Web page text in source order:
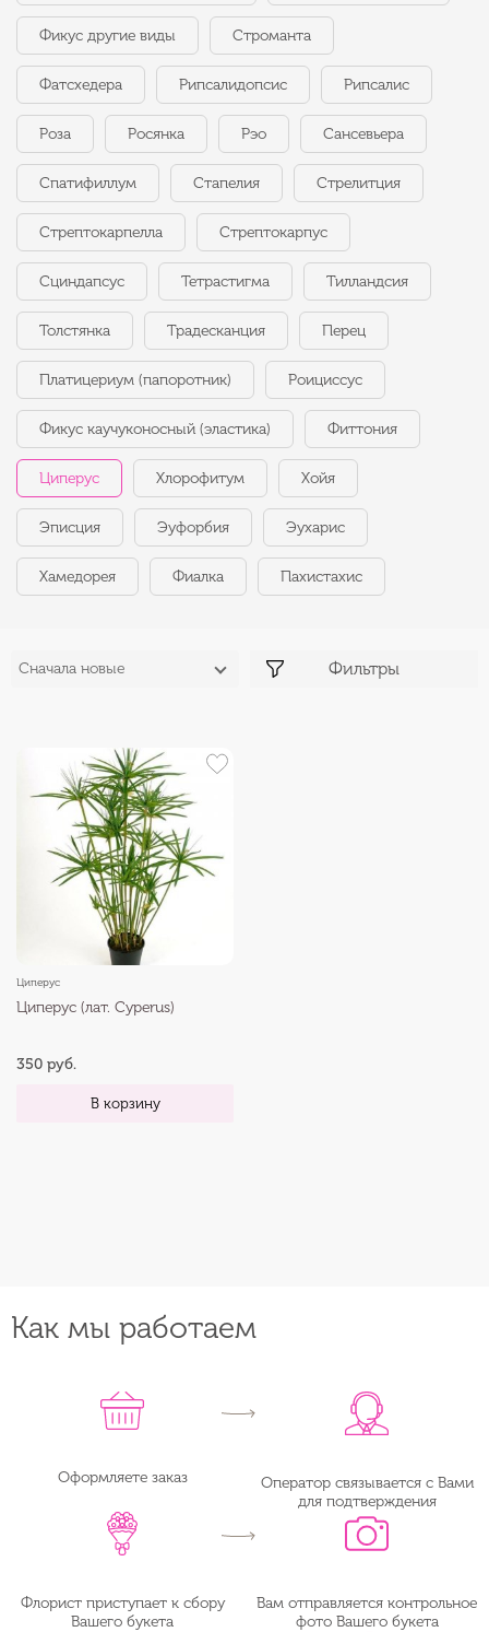
Фикус другие виды Строманта
Фатсхедера Рипсалидопсис Рипсалис
Роза Росянка Рэо Сансевьера
Спатифиллум Стапелия Стрелитция
Стрептокарпелла Стрептокарпус
Сциндапсус Тетрастигма Тилландсия
Толстянка Традесканция Перец
Платицериум (папоротник) Роициссус
Фикус каучуконосный (эластика) Фиттония
Циперус Хлорофитум Хойя
Эписция Эуфорбия Эухарис
Хамедорея Фиалка Пахистахис
Сначала новые Фильтры
Циперус
Циперус (лат. Cyperus)
350 руб.
В корзину
Как мы работаем
Оформляете заказ
Оператор связывается с Вами
для подтверждения
Флорист приступает к сбору
Вашего букета
Вам отправляется контрольное
фото Вашего букета